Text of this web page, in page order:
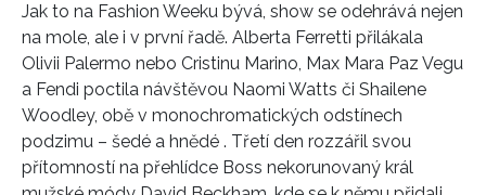
Jak to na Fashion Weeku bývá, show se odehrává nejen
na mole, ale i v první řadě. Alberta Ferretti přilákala
Olivii Palermo nebo Cristinu Marino, Max Mara Paz Vegu
a Fendi poctila návštěvou Naomi Watts či Shailene
Woodley, obě v monochromatických odstínech
podzimu – šedé a hnědé . Třetí den rozzářil svou
přítomností na přehlídce Boss nekorunovaný král